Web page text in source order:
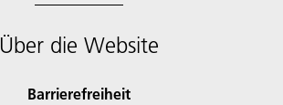
Über die Website
Barrierefreiheit